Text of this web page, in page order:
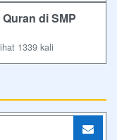
di SMP
1339 kali